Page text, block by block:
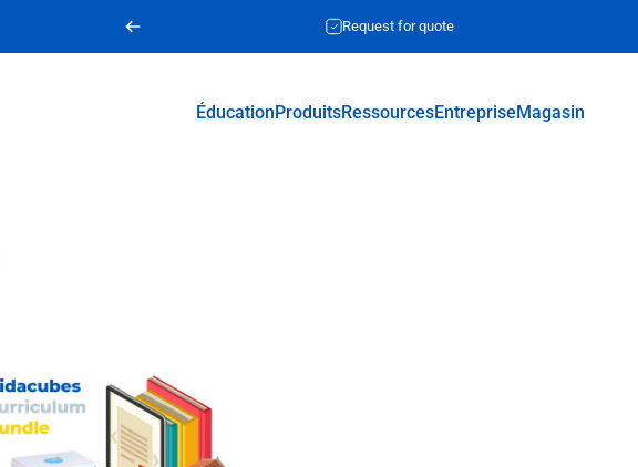
Request for quote
ÉducationProduitsRessourcesEntrepriseMagasin